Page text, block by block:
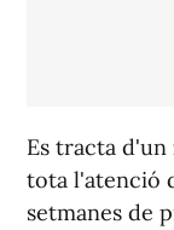
Es tracta d'un
tota l'atenció
setmanes de